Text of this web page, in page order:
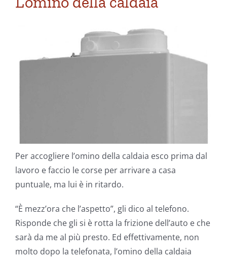
Per accogliere l’omino della caldaia esco prima dal
lavoro e faccio le corse per arrivare a casa
puntuale, ma lui è in ritardo.
“È mezz’ora che l’aspetto”, gli dico al telefono.
Risponde che gli si è rotta la frizione dell’auto e che
sarà da me al più presto. Ed effettivamente, non
molto dopo la telefonata, l’omino della caldaia